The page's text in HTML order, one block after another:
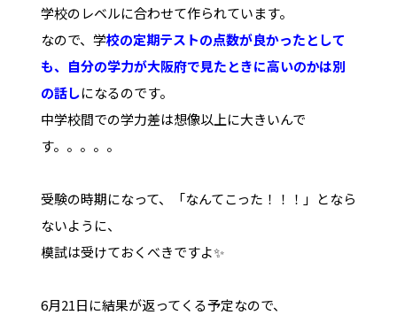
学校のレベルに合わせて作られています。
なので、学校の定期テストの点数が良かったとして
も、自分の学力が大阪府で見たときに高いのかは別
の話しになるのです。
中学校間での学力差は想像以上に大きいんで
す。。。。。
受験の時期になって、「なんてこった！！！」となら
ないように、
模試は受けておくべきですよ✨
6月21日に結果が返ってくる予定なので、